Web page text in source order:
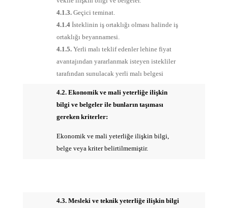
4.1.3. Geçici teminat.
4.1.4 İsteklinin iş ortaklığı olması halinde iş
ortaklığı beyannamesi.
4.1.5. Yerli malı teklif edenler lehine fiyat
avantajından yararlanmak isteyen istekliler
tarafından sunulacak yerli malı belgesi
4.2. Ekonomik ve mali yeterliğe ilişkin
bilgi ve belgeler ile bunların taşıması
gereken kriterler:
Ekonomik ve mali yeterliğe ilişkin bilgi,
belge veya kriter belirtilmemiştir.
4.3. Mesleki ve teknik yeterliğe ilişkin bilgi